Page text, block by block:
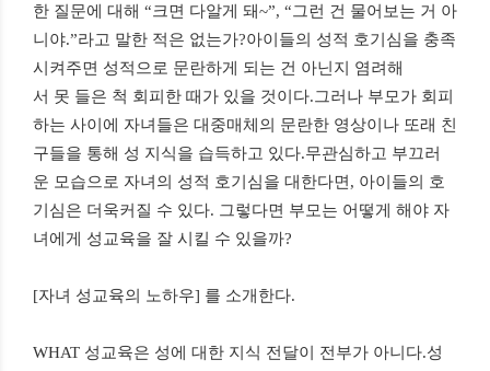
한 질문에 대해 “크면 다알게 돼~”, “그런 건 물어보는 거 아
니야.”라고 말한 적은 없는가?아이들의 성적 호기심을 충족
시켜주면 성적으로 문란하게 되는 건 아닌지 염려해
서 못 들은 척 회피한 때가 있을 것이다.그러나 부모가 회피
하는 사이에 자녀들은 대중매체의 문란한 영상이나 또래 친
구들을 통해 성 지식을 습득하고 있다.무관심하고 부끄러
운 모습으로 자녀의 성적 호기심을 대한다면, 아이들의 호
기심은 더욱커질 수 있다. 그렇다면 부모는 어떻게 해야 자
녀에게 성교육을 잘 시킬 수 있을까?
[자녀 성교육의 노하우] 를 소개한다.
WHAT 성교육은 성에 대한 지식 전달이 전부가 아니다.성